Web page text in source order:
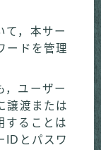
て，本サー
ードを管理
，ユーザー
譲渡または
することは
IDとパスワ